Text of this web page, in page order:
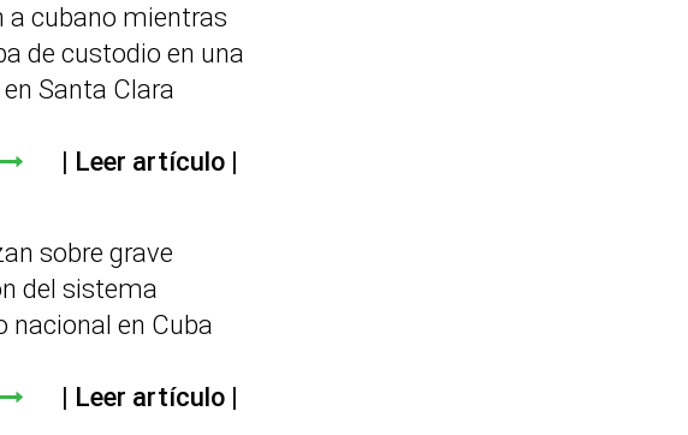
a cubano mientras
de custodio en una
Santa Clara
Leer artículo
sobre grave
del sistema
nacional en Cuba
Leer artículo